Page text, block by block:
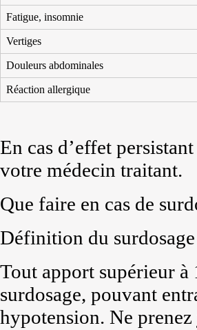
Fatigue, insomnie
Vertiges
Douleurs abdominales
Réaction allergique
En cas d’effet
votre médecin traitant.
Que faire en cas de
Définition du surdosage
Tout apport supérieur à
surdosage, pouvant
hypotension. Ne